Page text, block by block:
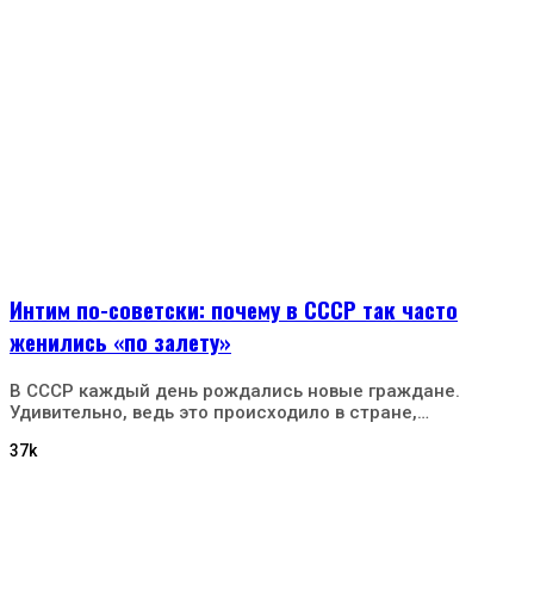
Интим по-советски: почему в СССР так часто
женились «по залету»
В СССР каждый день рождались новые граждане.
Удивительно, ведь это происходило в стране,…
37k